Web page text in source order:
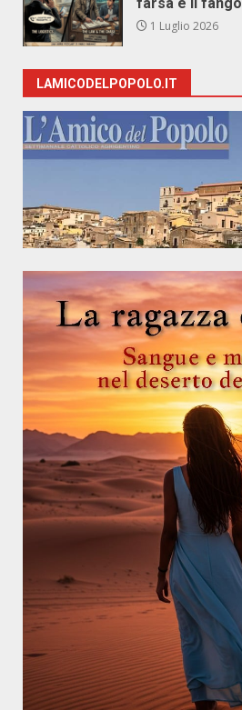
1 Luglio 2026
LAMICODELPOPOLO.IT